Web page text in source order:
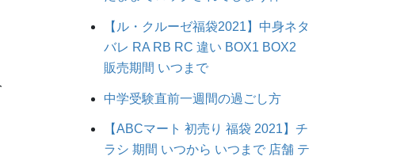
【ル・クルーゼ福袋2021】中身ネタ
バレ RA RB RC 違い BOX1 BOX2
販売期間 いつまで
中学受験直前一週間の過ごし方
【ABCマート 初売り 福袋 2021】チ
ラシ 期間 いつから いつまで 店舗 テ